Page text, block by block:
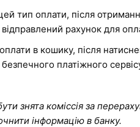
тип оплати, після
рахунок для
в кошику, після
платіжного
знята коміссія за
інформацію в банку.